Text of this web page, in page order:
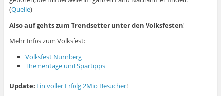
(Quelle)
Also auf gehts zum Trendsetter unter den Volksfesten!
Mehr Infos zum Volksfest:
Volksfest Nürnberg
Thementage und Spartipps
Update: Ein voller Erfolg 2Mio Besucher!